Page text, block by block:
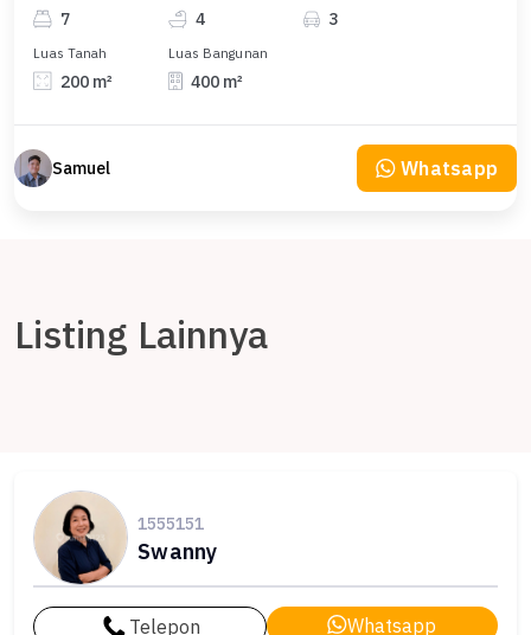
7 4 3
Luas Tanah
200 m²
Luas Bangunan
400 m²
Samuel Whatsapp
Listing Lainnya
1555151
Swanny
Telepon Whatsapp